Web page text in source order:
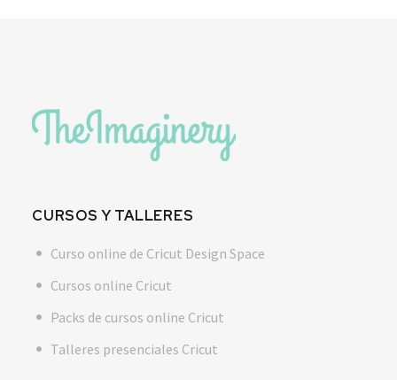
CURSOS Y TALLERES
Curso online de Cricut Design Space
Cursos online Cricut
Packs de cursos online Cricut
Talleres presenciales Cricut